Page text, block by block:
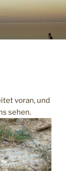
voran, und
sehen.